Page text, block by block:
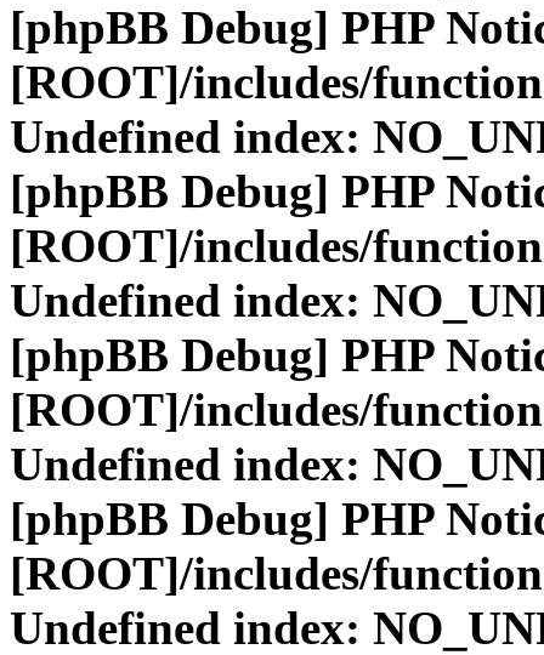
[phpBB Debug] PHP
[ROOT]/includes/
Undefined index:
[phpBB Debug] PHP
[ROOT]/includes/
Undefined index:
[phpBB Debug] PHP
[ROOT]/includes/
Undefined index:
[phpBB Debug] PHP
[ROOT]/includes/
Undefined index: